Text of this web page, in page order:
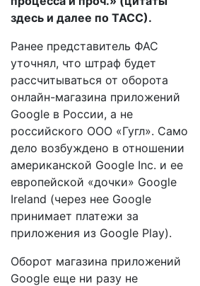
здесь и далее по ТАСС).
Ранее представитель ФАС
уточнял, что штраф будет
рассчитываться от оборота
онлайн-магазина приложений
Google в России, а не
российского ООО «Гугл». Само
дело возбуждено в отношении
американской Google Inc. и ее
европейской «дочки» Google
Ireland (через нее Google
принимает платежи за
приложения из Google Play).
Оборот магазина приложений
Google еще ни разу не